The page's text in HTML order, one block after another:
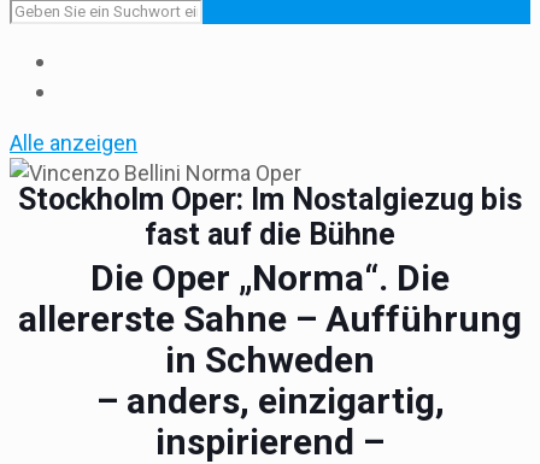
Alle anzeigen
Stockholm Oper: Im Nostalgiezug bis
fast auf die Bühne
Die Oper „Norma“. Die
allererste Sahne – Aufführung
in Schweden
– anders, einzigartig,
inspirierend –